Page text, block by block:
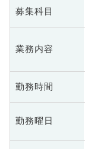
募集科目
業務内容
勤務時間
勤務曜日